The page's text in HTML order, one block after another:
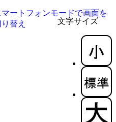
文字サイズ
マートフォンモードで画面を
替え